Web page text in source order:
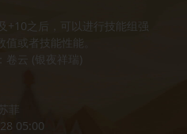
+10之后，可以进行技能组强
或者技能性能。
卷云 (银夜祥瑞)
菲
05:00